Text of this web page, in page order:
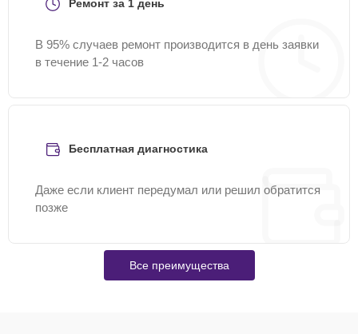
Ремонт за 1 день
В 95% случаев ремонт производится в день заявки
в течение 1-2 часов
Бесплатная диагностика
Даже если клиент передумал или решил обратится
позже
Все преимущества